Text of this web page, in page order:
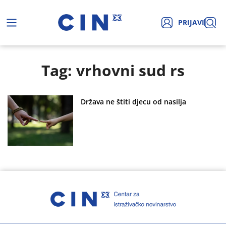
PRIJAVI
Tag: vrhovni sud rs
Država ne štiti djecu od nasilja